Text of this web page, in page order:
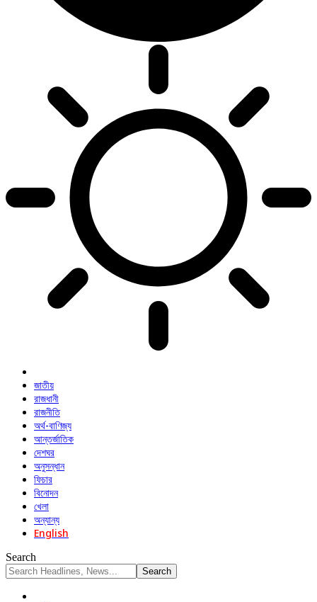
জাতীয়
রাজধানী
রাজনীতি
অর্থ-বাণিজ্য
আন্তর্জাতিক
দেশঘর
অনুসন্ধান
ফিচার
বিনোদন
খেলা
অন্যান্য
English
Search